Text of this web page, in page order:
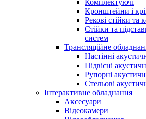
Комплектуючі
Кронштейни і
Рекові стійки та
Стійки та
систем
Трансляційне
Настінні
Підвісні
Рупорні
Стельові
Інтерактивне обладнання
Аксесуари
Відеокамери